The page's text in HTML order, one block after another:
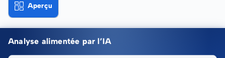
Aperçu
Analyse alimentée par l’IA